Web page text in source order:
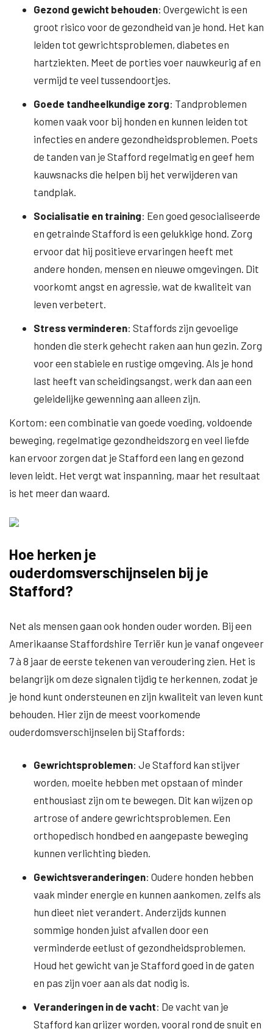
Gezond gewicht behouden: Overgewicht is een
groot risico voor de gezondheid van je hond. Het kan
leiden tot gewrichtsproblemen, diabetes en
hartziekten. Meet de porties voer nauwkeurig af en
vermijd te veel tussendoortjes.
Goede tandheelkundige zorg: Tandproblemen
komen vaak voor bij honden en kunnen leiden tot
infecties en andere gezondheidsproblemen. Poets
de tanden van je Stafford regelmatig en geef hem
kauwsnacks die helpen bij het verwijderen van
tandplak.
Socialisatie en training: Een goed gesocialiseerde
en getrainde Stafford is een gelukkige hond. Zorg
ervoor dat hij positieve ervaringen heeft met
andere honden, mensen en nieuwe omgevingen. Dit
voorkomt angst en agressie, wat de kwaliteit van
leven verbetert.
Stress verminderen: Staffords zijn gevoelige
honden die sterk gehecht raken aan hun gezin. Zorg
voor een stabiele en rustige omgeving. Als je hond
last heeft van scheidingsangst, werk dan aan een
geleidelijke gewenning aan alleen zijn.
Kortom: een combinatie van goede voeding, voldoende
beweging, regelmatige gezondheidszorg en veel liefde
kan ervoor zorgen dat je Stafford een lang en gezond
leven leidt. Het vergt wat inspanning, maar het resultaat
is het meer dan waard.
Hoe herken je
ouderdomsverschijnselen bij je
Stafford?
Net als mensen gaan ook honden ouder worden. Bij een
Amerikaanse Staffordshire Terriër kun je vanaf ongeveer
7 à 8 jaar de eerste tekenen van veroudering zien. Het is
belangrijk om deze signalen tijdig te herkennen, zodat je
je hond kunt ondersteunen en zijn kwaliteit van leven kunt
behouden. Hier zijn de meest voorkomende
ouderdomsverschijnselen bij Staffords:
Gewrichtsproblemen: Je Stafford kan stijver
worden, moeite hebben met opstaan of minder
enthousiast zijn om te bewegen. Dit kan wijzen op
artrose of andere gewrichtsproblemen. Een
orthopedisch hondbed en aangepaste beweging
kunnen verlichting bieden.
Gewichtsveranderingen: Oudere honden hebben
vaak minder energie en kunnen aankomen, zelfs als
hun dieet niet verandert. Anderzijds kunnen
sommige honden juist afvallen door een
verminderde eetlust of gezondheidsproblemen.
Houd het gewicht van je Stafford goed in de gaten
en pas zijn voer aan als dat nodig is.
Veranderingen in de vacht: De vacht van je
Stafford kan grijzer worden, vooral rond de snuit en